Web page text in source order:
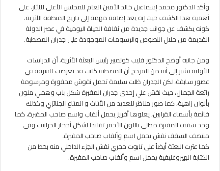
وأكد الدكتور محمد إسماعيل خالد الأمين العام للمجلس الأعلى للآثار، على
أهمية هذا الكشف حيث إنه يعد إضافة مهمة إلى تاريخ المنطقة الأثرية،
كونه يكشف عن جوانب جديدة من ثقافة الحياة اليومية في عصر الدولة
القديمة من خلال النصوص والرسومات الموجودة على جدران المصطبة.
ومن جانبه أوضح الدكتور فليب كولمبير رئيس البعثة الأثرية، أن الدراسات
الأولية تشير إلى أنه من المرجح أن المصطبة كانت قد تعرضت للسرقة في
عصور سابقة، لكن الجدران ظلت سليمة تحمل نقوش محفورة ومرسومة
رائعة الجمال، حيث نقش علي إحدى جدران المقبرة شكل باب وهمي ملون
بألوان زاهية، كما صور مناظر للعديد من الأثاث و المتاع الجنائزي وكذلك
قائمة بأسماء القرابين، يعلوها أفريز يحمل ألقاب واسم صاحب المقبرة، كما
وجد سقف المقبرة مطلي باللون الأحمر تقليدا لشكل أحجار الجرانيت وفي
منتصف السقف نقش يحمل اسم وألقاب صاحب المقبرة.
كما عثرت البعثة أيضاً على تابوت حجري نقش الجزء الداخلي منه بخط من
الكتابة الهيروغليفية يحمل اسم وألقاب صاحب المقبرة.